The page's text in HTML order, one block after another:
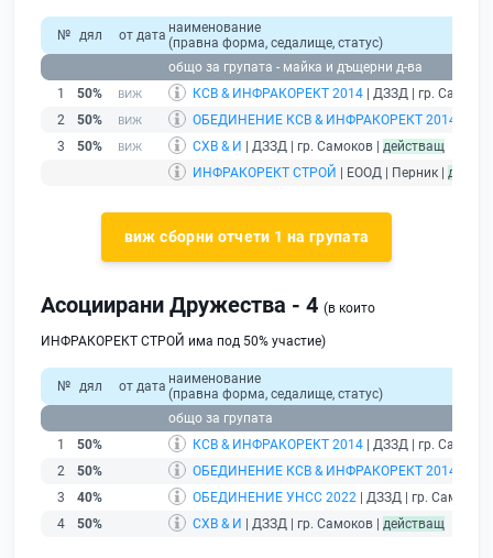
№ дял от дата наименование
(правна форма, седалище, статус)
общо за групата - майка и дъщерни д-ва
1
50% КСВ & ИНФРАКОРЕКТ 2014 | ДЗЗД | гр.
2
50% ОБЕДИНЕНИЕ КСВ & ИНФРАКОРЕКТ 2014
3
50% СХВ & И | ДЗЗД | гр. Самоков | действащ
ИНФРАКОРЕКТ СТРОЙ
| ЕООД | Перник |
виж сборни отчети 1 на групата
Асоциирани Дружества - 4 (в които
ИНФРАКОРЕКТ СТРОЙ има под 50% участие)
№ дял от дата наименование
(правна форма, седалище, статус)
общо за групата
1
50% КСВ & ИНФРАКОРЕКТ 2014 | ДЗЗД | гр.
2
50% ОБЕДИНЕНИЕ КСВ & ИНФРАКОРЕКТ 2014
3
40% ОБЕДИНЕНИЕ УНСС 2022 | ДЗЗД | гр. Самоков
4
50% СХВ & И | ДЗЗД | гр. Самоков | действащ